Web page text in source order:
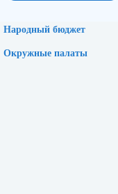
Народный бюджет
Окружные палаты